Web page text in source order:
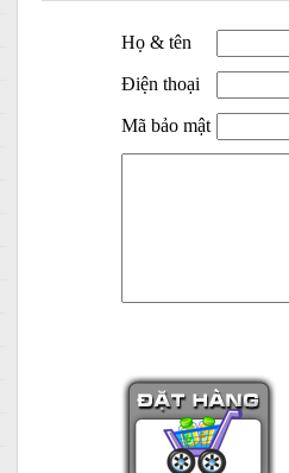
Họ & tên
Điện thoại
Mã bảo mật